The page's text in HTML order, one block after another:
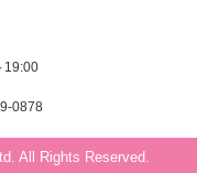
19:00
0878
All Rights Reserved.